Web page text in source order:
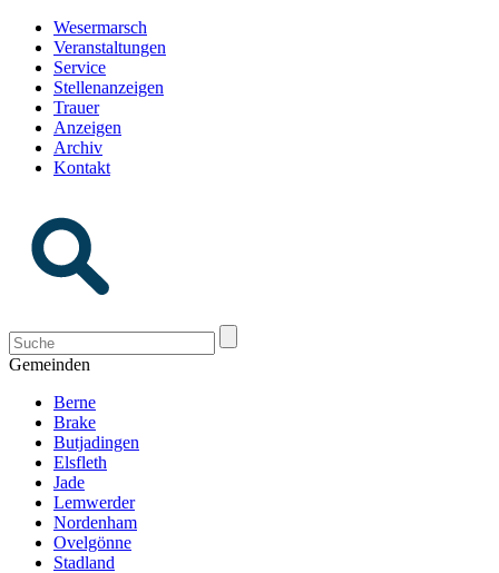
Wesermarsch
Veranstaltungen
Service
Stellenanzeigen
Trauer
Anzeigen
Archiv
Kontakt
Gemeinden
Berne
Brake
Butjadingen
Elsfleth
Jade
Lemwerder
Nordenham
Ovelgönne
Stadland